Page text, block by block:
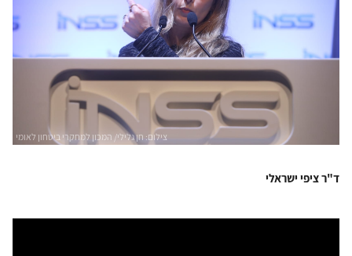
ד"ר ציפי ישראלי